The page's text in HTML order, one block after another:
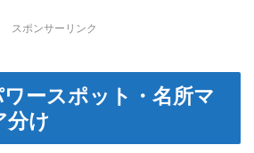
スポンサーリンク
ワースポット・名所マ
分け